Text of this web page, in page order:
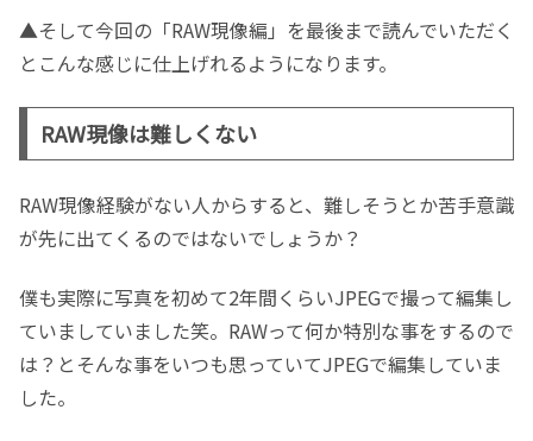
▲そして今回の「RAW現像編」を最後まで読んでいただく
とこんな感じに仕上げれるようになります。
RAW現像は難しくない
RAW現像経験がない人からすると、難しそうとか苦手意識
が先に出てくるのではないでしょうか？
僕も実際に写真を初めて2年間くらいJPEGで撮って編集し
ていましていました笑。RAWって何か特別な事をするので
は？とそんな事をいつも思っていてJPEGで編集していま
した。